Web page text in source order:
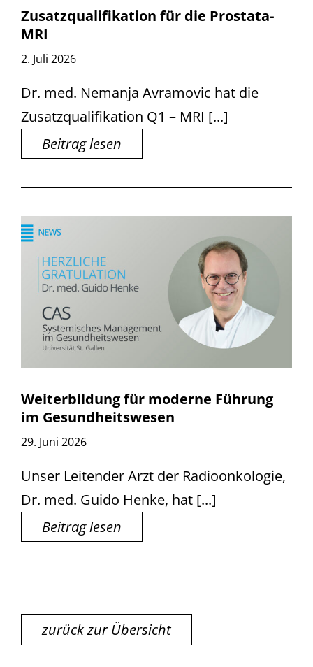
Zusatzqualifikation für die Prostata-
MRI
2. Juli 2026
Dr. med. Nemanja Avramovic hat die
Zusatzqualifikation Q1 – MRI [...]
Beitrag lesen
Weiterbildung für moderne Führung
im Gesundheitswesen
29. Juni 2026
Unser Leitender Arzt der Radioonkologie,
Dr. med. Guido Henke, hat [...]
Beitrag lesen
zurück zur Übersicht